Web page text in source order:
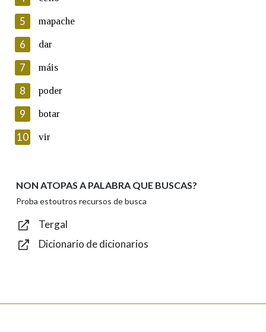
Lin e acepto as condicións da política de
Introduce o código que aparece na imaxe:
Texto de verificación
Enviar
5 mapache
6 dar
7 máis
8 poder
9 botar
10 vir
NON ATOPAS A PALABRA QUE BUSCAS?
Proba estoutros recursos de busca
Tergal
Dicionario de dicionarios